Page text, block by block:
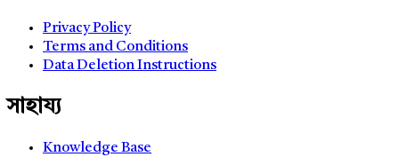
Privacy Policy
Terms and Conditions
Data Deletion Instructions
সাহায্য
Knowledge Base